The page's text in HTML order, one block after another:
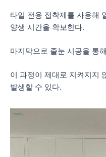
타일 전용 접착제를 사용해
양생 시간을 확보한다.
마지막으로 줄눈 시공을 통
이 과정이 제대로 지켜지지
발생할 수 있다.